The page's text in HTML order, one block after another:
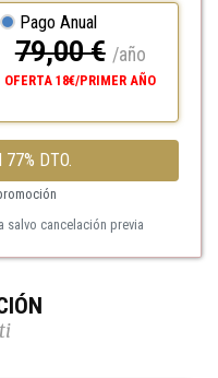
Pago Anual
79,00 € /año
OFERTA 18€/PRIMER AÑO
77% DTO.
salvo cancelación previa